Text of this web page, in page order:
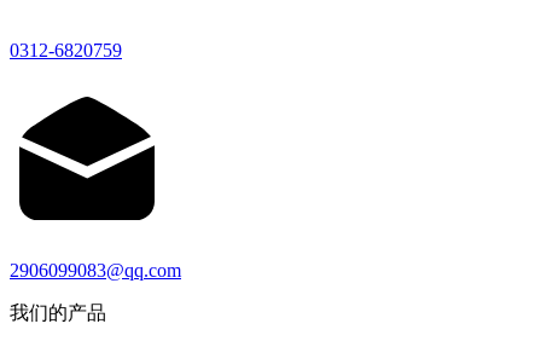
0312-6820759
2906099083@qq.com
我们的产品